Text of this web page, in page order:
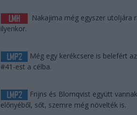
Nakajima még egyszer utoljára
ilyenkor.
Még egy kerékcsere is belefért
#41-est a célba.
Frijns és Blomqvist együtt
előnyéből, sőt, szemre még növelték is.